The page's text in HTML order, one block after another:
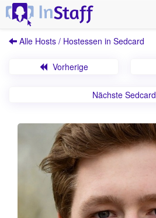
Alle Hosts / Hostessen in Sedcard
Vorherige
Nächste Sedcard